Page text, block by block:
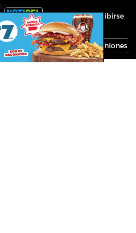
Inscribirse
Economía Opiniones